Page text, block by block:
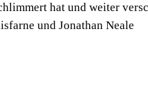
hat und weiter
und Jonathan Neale